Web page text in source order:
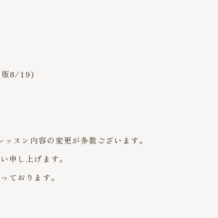
版8/19)
スン内容の変更が多数ございます。
申し上げます。
ております。